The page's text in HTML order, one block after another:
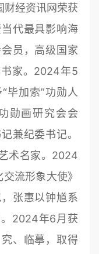
财经资讯网荣获
代最具影响海
员，高级国家
家。2024年5
毕加索”功勋人
勋画研究会会
兼纪委书记。
术名家。2024
流形象大使》
张惠以钟馗系
2024年6月获
、临摹，取得